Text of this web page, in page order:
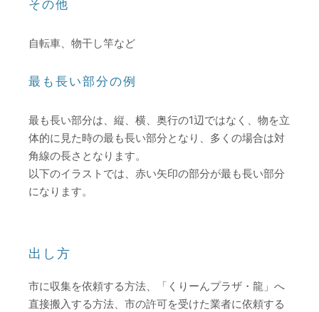
その他
自転車、物干し竿など
最も長い部分の例
最も長い部分は、縦、横、奥行の1辺ではなく、物を立
体的に見た時の最も長い部分となり、多くの場合は対
角線の長さとなります。
以下のイラストでは、赤い矢印の部分が最も長い部分
になります。
出し方
市に収集を依頼する方法、「くりーんプラザ・龍」へ
直接搬入する方法、市の許可を受けた業者に依頼する